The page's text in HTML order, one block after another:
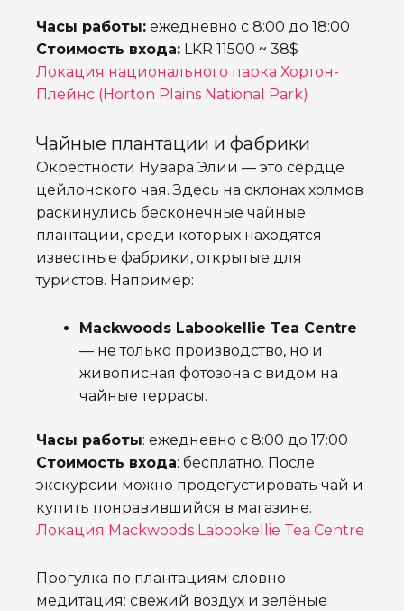
Часы работы: ежедневно с 8:00 до 18:00
Стоимость входа: LKR 11500 ~ 38$
Локация национального парка Хортон-
Плейнс (Horton Plains National Park)
Чайные плантации и фабрики
Окрестности Нувара Элии — это сердце
цейлонского чая. Здесь на склонах холмов
раскинулись бесконечные чайные
плантации, среди которых находятся
известные фабрики, открытые для
туристов. Например:
Mackwoods Labookellie Tea Centre
— не только производство, но и
живописная фотозона с видом на
чайные террасы.
Часы работы: ежедневно с 8:00 до 17:00
Стоимость входа: бесплатно. После
экскурсии можно продегустировать чай и
купить понравившийся в магазине.
Локация Mackwoods Labookellie Tea Centre
Прогулка по плантациям словно
медитация: свежий воздух и зелёные